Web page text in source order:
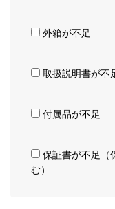
外箱が不足
取扱説明書が不
付属品が不足
保証書が不足（
む）